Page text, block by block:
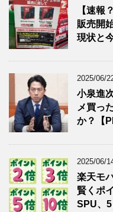
【速報
販売開
現状と
2025/06/
小泉進
メ買っ
か？【
2025/06/
楽天モ
賢くポ
SPU、